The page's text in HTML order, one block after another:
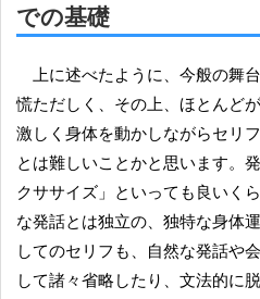
での基礎
上に述べたように、今般の舞台では、わりとステージ上が
慌ただしく、その上、ほとんど
激しく身体を動かしながらセリ
とは難しいことかと思います。
クササイズ」といっても良いく
な発話とは独立の、独特な身体
してのセリフも、自然な発話や
して諸々省略したり、文法的に